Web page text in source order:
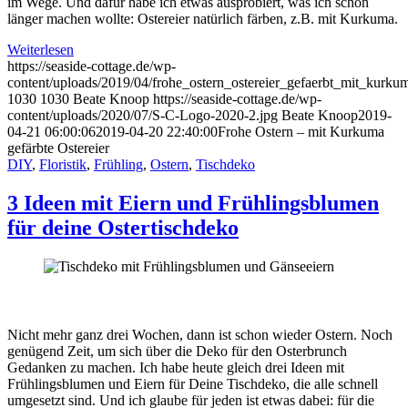
länger machen wollte: Ostereier natürlich färben, z.B. mit Kurkuma.
Weiterlesen
https://seaside-cottage.de/wp-
content/uploads/2019/04/
1030 1030 Beate Knoop https://seaside-cottage.de/wp-
content/uploads/2020/07/S-C-Logo-2020-2.jpg Beate Knoop2019-
04-21 06:00:062019-04-20 22:40:00Frohe Ostern – mit Kurkuma
gefärbte Ostereier
DIY, Floristik, Frühling, Ostern, Tischdeko
3 Ideen mit Eiern und Frühlingsblumen
für deine Ostertischdeko
Nicht mehr ganz drei Wochen, dann ist schon wieder Ostern. Noch
genügend Zeit, um sich über die Deko für den Osterbrunch
Gedanken zu machen. Ich habe heute gleich drei Ideen mit
Frühlingsblumen und Eiern für Deine Tischdeko, die alle schnell
umgesetzt sind. Und ich glaube für jeden ist etwas dabei: für die